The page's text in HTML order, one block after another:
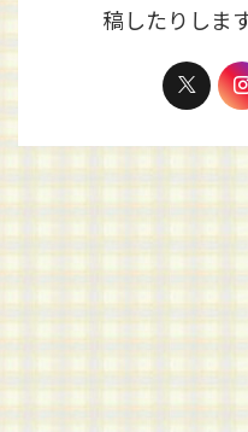
稿したりしま